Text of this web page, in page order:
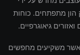
מתפתחים. כוחות
גיאוגרפיים.
משקיעים מחפשים